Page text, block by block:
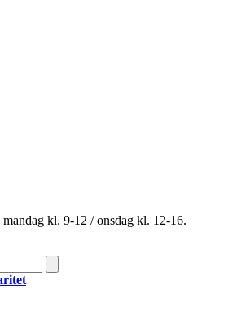
mandag kl. 9-12 / onsdag kl. 12-16.